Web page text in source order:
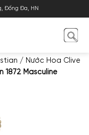
Đống Đa, HN
/ Nước Hoa Clive
1872 Masculine